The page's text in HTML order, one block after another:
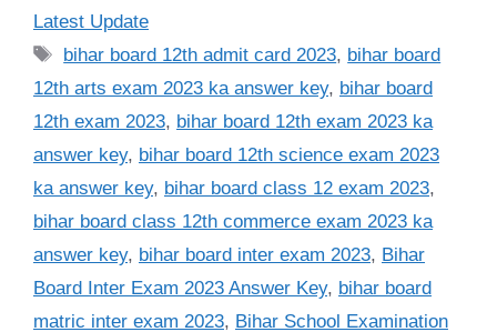
Latest Update
Tags
bihar board 12th admit card 2023, bihar board
12th arts exam 2023 ka answer key, bihar board
12th exam 2023, bihar board 12th exam 2023 ka
answer key, bihar board 12th science exam 2023
ka answer key, bihar board class 12 exam 2023,
bihar board class 12th commerce exam 2023 ka
answer key, bihar board inter exam 2023, Bihar
Board Inter Exam 2023 Answer Key, bihar board
matric inter exam 2023, Bihar School Examination